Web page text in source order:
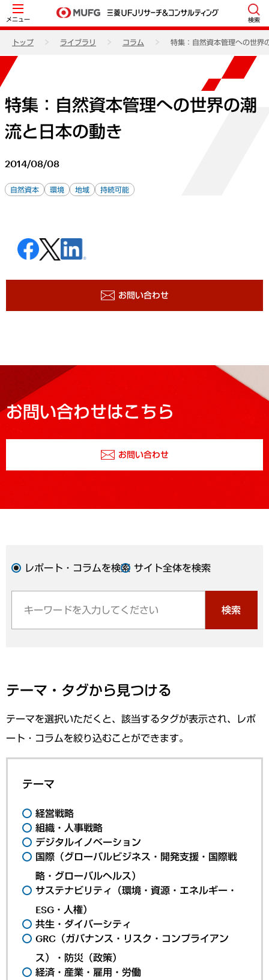
メニュー 検索
トップ ライブラリ コラム 特集：自然資本管理への世界
特集：自然資本管理への世界の潮
流と日本の動き
2014/08/08
自然資本 環境 地域 持続可能
お問い合わせ
お問い合わせはこちら
お問い合わせ
レポート・コラムを検索 サイト全体を検索
検索
テーマ・タグから見つける
テーマを選択いただくと、該当するタグが表示され、レポ
ート・コラムを絞り込むことができます。
テーマ
経営戦略
組織・人事戦略
デジタルイノベーション
国際（グローバルビジネス・開発支援・国際戦
略・グローバルヘルス）
サステナビリティ（環境・資源・エネルギー・
ESG・人権）
共生・ダイバーシティ
GRC（ガバナンス・リスク・コンプライアン
ス）・防災（政策）
経済・産業・雇用・労働